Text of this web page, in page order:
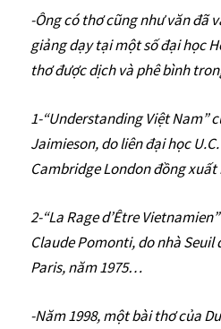
-Ông có thơ cũng như văn đã
giảng dạy tại một số đại học
thơ được dịch và phê bình
1-“Understanding Việt Nam”
Jaimieson, do liên đại học
Cambridge London đồng xuất
2-“La Rage d’Être
Claude Pomonti, do nhà Seuil
Paris, năm 1975…
-Năm 1998, một bài thơ của